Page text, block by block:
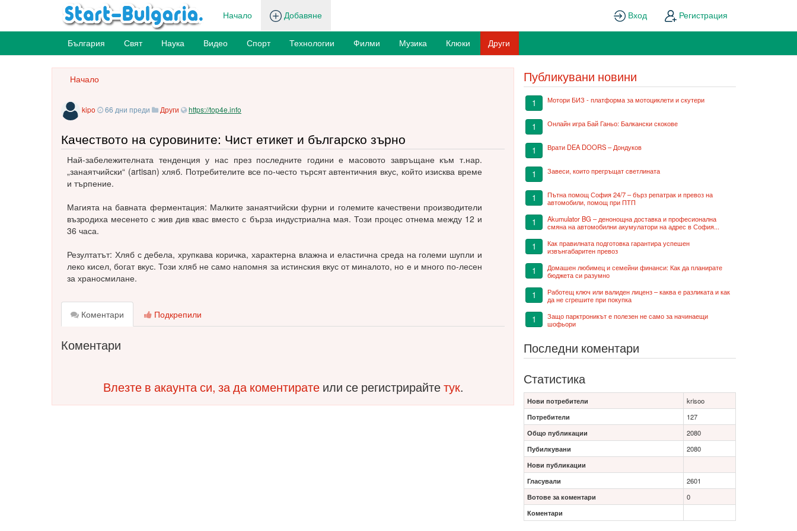
Начало Регистрация
Вход
Добавяне
България Свят Наука Видео Спорт Технологии Филми Музика Клюки Други
Начало
Качеството на суровините: Чист етикет и българско зърно
kipo 66 дни преди Други https://top4e.info
Най-забележителната тенденция у нас през последните години е масовото завръщане към т.нар.
„занаятчийски“ (artisan) хляб. Потребителите все по-често търсят автентичния вкус, който изисква време
и търпение.
Магията на бавната ферментация: Малките занаятчийски фурни и големите качествени производители
възродиха месенето с жив див квас вместо с бърза индустриална мая. Този процес отнема между 12 и
36 часа.
Резултатът: Хляб с дебела, хрупкава коричка, характерна влажна и еластична среда на големи шупли и
леко кисел, богат вкус. Този хляб не само напомня за истинския вкус от миналото, но е и много по-лесен
за храносмилане.
Коментари Подкрепили
Коментари
Влезте в акаунта си, за да коментиратеили се регистрирайтетук.
Публикувани новини
1 Мотори БИЗ - платформа за мотоциклети и скутери
1 Онлайн игра Бай Ганьо: Балкански скокове
1 Врати DEA DOORS – Дондуков
1 Завеси, които прегръщат светлината
1
Пътна помощ София 24/7 – бърз репатрак и превоз на
автомобили, помощ при ПТП
1
Akumulator BG – денонощна доставка и професионална
смяна на автомобилни акумулатори на адрес в София...
1
Как правилната подготовка гарантира успешен
извънгабаритен превоз
1
Домашен любимец и семейни финанси: Как да планирате
бюджета си разумно
1
Работещ ключ или валиден лиценз – каква е разликата и как
да не сгрешите при покупка
1
Защо парктроникът е полезен не само за начинаещи
шофьори
Последни коментари
Статистика
Нови потребители
krisoo
Потребители
127
Общо публикации
2080
Пубилкувани
2080
Нови публикации
Гласували
2601
Вотове за коментари
0
Коментари